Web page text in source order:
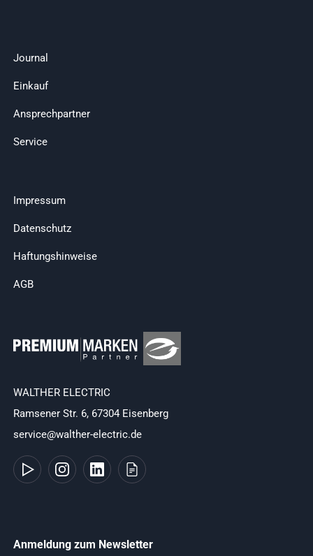
Journal
Einkauf
Ansprechpartner
Service
Impressum
Datenschutz
Haftungshinweise
AGB
WALTHER ELECTRIC
Ramsener Str. 6, 67304 Eisenberg
service@walther-electric.de
Anmeldung zum Newsletter